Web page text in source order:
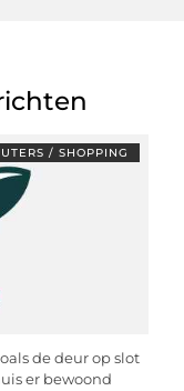
/ SHOPPING
de deur op slot
er bewoond